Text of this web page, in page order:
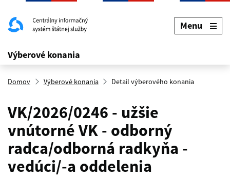
Menu
Výberové konania
Domov Výberové konania Detail výberového konania
VK/2026/0246 - užšie
vnútorné VK - odborný
radca/odborná radkyňa -
vedúci/-a oddelenia